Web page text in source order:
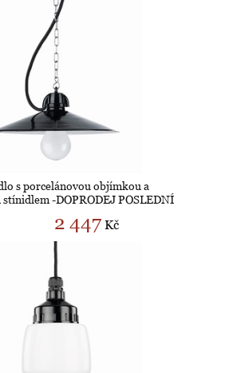
s porcelánovou objímkou a
-DOPRODEJ POSLEDNÍ
2 447 Kč